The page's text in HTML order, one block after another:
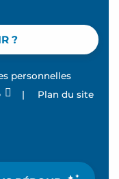
?
personnelles
| Plan du site